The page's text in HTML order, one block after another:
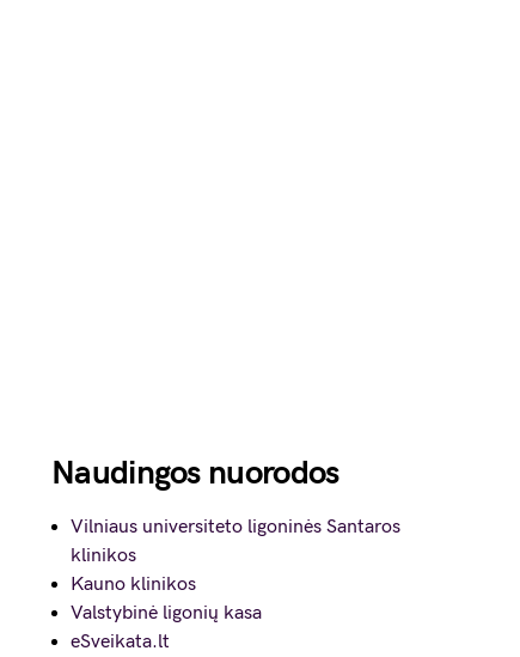
Naudingos nuorodos
Vilniaus universiteto ligoninės Santaros
klinikos
Kauno klinikos
Valstybinė ligonių kasa
eSveikata.lt